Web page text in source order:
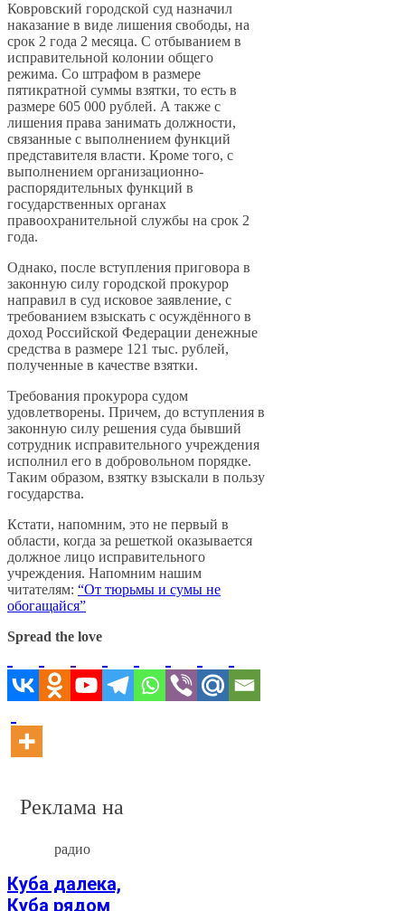
Ковровский городской суд назначил
наказание в виде лишения свободы, на
срок 2 года 2 месяца. С отбыванием в
исправительной колонии общего
режима. Со штрафом в размере
пятикратной суммы взятки, то есть в
размере 605 000 рублей. А также с
лишения права занимать должности,
связанные с выполнением функций
представителя власти. Кроме того, с
выполнением организационно-
распорядительных функций в
государственных органах
правоохранительной службы на срок 2
года.
Однако, после вступления приговора в
законную силу городской прокурор
направил в суд исковое заявление, с
требованием взыскать с осуждённого в
доход Российской Федерации денежные
средства в размере 121 тыс. рублей,
полученные в качестве взятки.
Требования прокурора судом
удовлетворены. Причем, до вступления в
законную силу решения суда бывший
сотрудник исправительного учреждения
исполнил его в добровольном порядке.
Таким образом, взятку взыскали в пользу
государства.
Кстати, напомним, это не первый в
области, когда за решеткой оказывается
должное лицо исправительного
учреждения. Напомним нашим
читателям: “От тюрьмы и сумы не
обогащайся”
Spread the love
Реклама на
радио
Куба далека,
Куба рядом